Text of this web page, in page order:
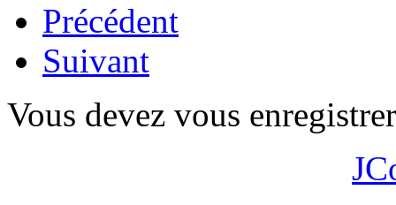
Précédent
Suivant
Vous devez vous